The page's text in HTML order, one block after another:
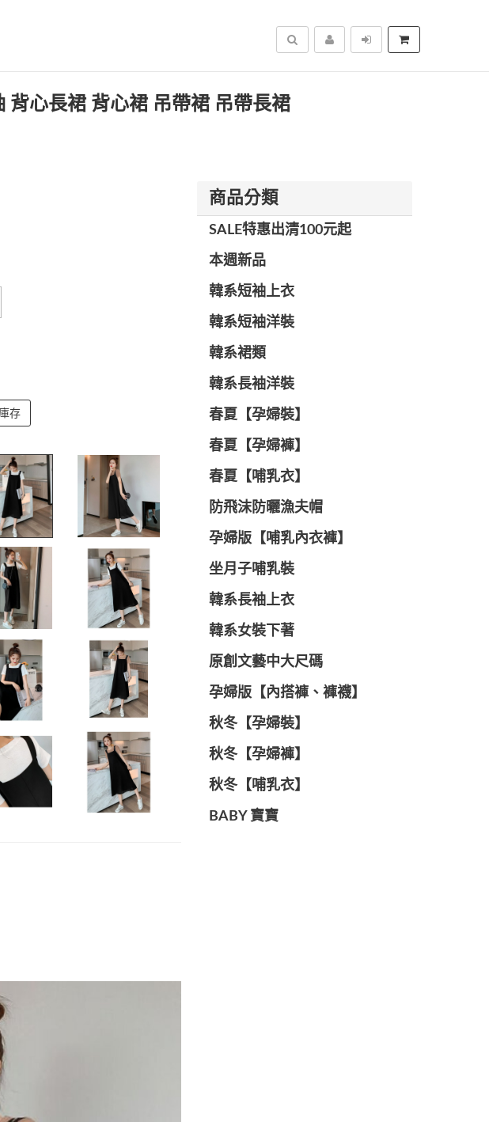
搜尋
背心長裙 背心裙 吊帶裙 吊帶長裙
存
商品分類
SALE特惠出清100元起
本週新品
韓系短袖上衣
韓系短袖洋裝
韓系裙類
韓系長袖洋裝
春夏【孕婦裝】
春夏【孕婦褲】
春夏【哺乳衣】
防飛沫防曬漁夫帽
孕婦版【哺乳內衣褲】
坐月子哺乳裝
韓系長袖上衣
韓系女裝下著
原創文藝中大尺碼
孕婦版【內搭褲、褲襪】
秋冬【孕婦裝】
秋冬【孕婦褲】
秋冬【哺乳衣】
BABY 寶寶